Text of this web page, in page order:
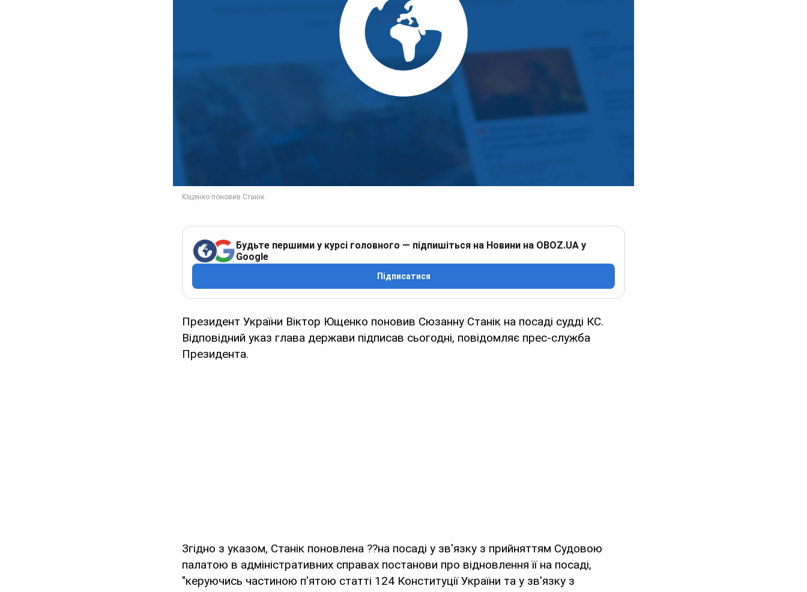
Будьте першими у курсі головного — підпишіться на Новини на OBOZ.UA у
Google
Підписатися
Президент України Віктор Ющенко поновив Сюзанну Станік на посаді судді КС.
Відповідний указ глава держави підписав сьогодні, повідомляє прес-служба
Президента.
Згідно з указом, Станік поновлена ??на посаді у зв'язку з прийняттям Судовою
палатою в адміністративних справах постанови про відновлення її на посаді,
"керуючись частиною п'ятою статті 124 Конституції України та у зв'язку з